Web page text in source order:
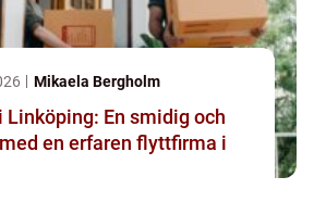
Mikaela Bergholm
En smidig och
en erfaren flyttfirma i